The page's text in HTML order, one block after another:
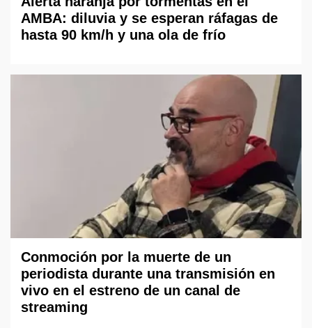
AMBA: diluvia y se esperan ráfagas de
hasta 90 km/h y una ola de frío
Conmoción por la muerte de un
periodista durante una transmisión en
vivo en el estreno de un canal de
streaming